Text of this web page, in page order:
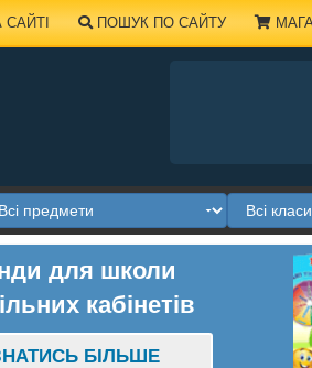
ПОШУК ПО САЙТУ
для школи
кабінетів
БІЛЬШЕ